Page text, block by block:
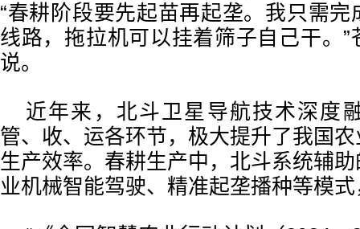
“春耕阶段要先起苗再起垄。我只需
线路，拖拉机可以挂着筛子自己干。
说。
近年来，北斗卫星导航技术深度
管、收、运各环节，极大提升了我国
生产效率。春耕生产中，北斗系统辅
业机械智能驾驶、精准起垄播种等模